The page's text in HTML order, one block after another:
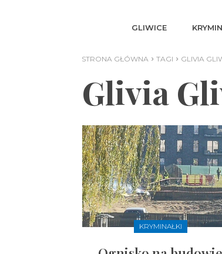
GLIWICE
STRONA GŁÓWNA TAGI GLIVIA
Glivia
KRYMINAŁKI